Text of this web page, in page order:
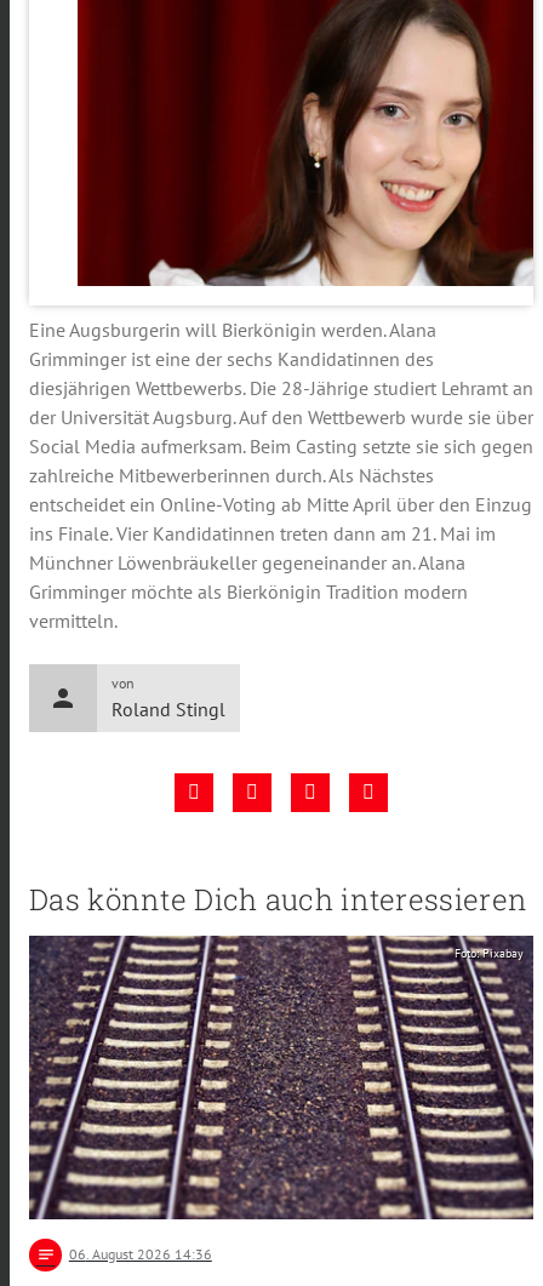
Eine Augsburgerin will Bierkönigin werden. Alana
Grimminger ist eine der sechs Kandidatinnen des
diesjährigen Wettbewerbs. Die 28-Jährige studiert Lehramt an
der Universität Augsburg. Auf den Wettbewerb wurde sie über
Social Media aufmerksam. Beim Casting setzte sie sich gegen
zahlreiche Mitbewerberinnen durch. Als Nächstes
entscheidet ein Online-Voting ab Mitte April über den Einzug
ins Finale. Vier Kandidatinnen treten dann am 21. Mai im
Münchner Löwenbräukeller gegeneinander an. Alana
Grimminger möchte als Bierkönigin Tradition modern
vermitteln.
person
von
Roland Stingl
Das könnte Dich auch interessieren
Foto: Pixabay
notes 06. August 2026 14:36